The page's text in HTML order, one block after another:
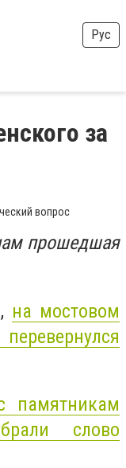
Рус
за
вопрос
прошедшая
на мостовом
памятникам
слово